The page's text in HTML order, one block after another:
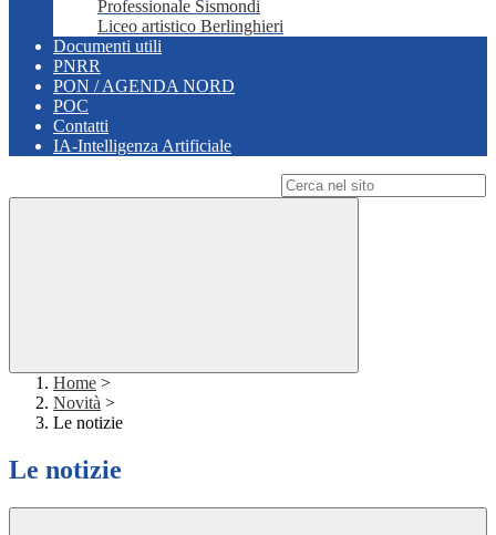
Professionale Sismondi
Liceo artistico Berlinghieri
Documenti utili
PNRR
PON / AGENDA NORD
POC
Contatti
IA-Intelligenza Artificiale
Home >
Novità >
Le notizie
Le notizie